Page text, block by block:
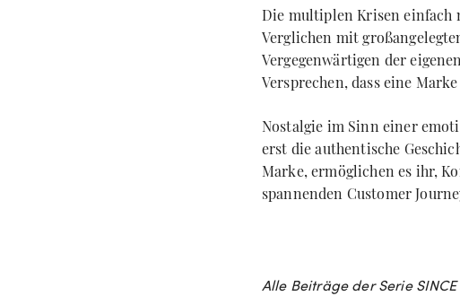
Die multiplen Krisen einfach
Verglichen mit
Vergegenwärtigen der
Versprechen, dass eine
Nostalgie im Sinn einer
erst die authentische
Marke, ermöglichen es ihr,
spannenden Customer
Alle Beiträge der Serie SINCE